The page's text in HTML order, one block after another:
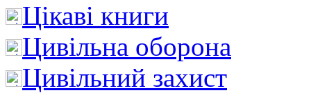
Цікаві книги
Цивільна оборона
Цивільний захист